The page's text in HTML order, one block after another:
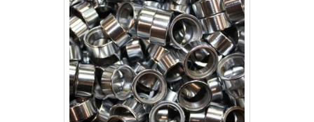
de acabamentos, que podem conferir muita
sofisticação ao item. A seguir, alguns dos
materiais que estão disponíveis no mercado
para a realização do serviço de tratamento:
Metais; Ligas metálicas; Cerâmicas;
Plásticos; Materiais compósitos. BUSCANDO
POR TRATAMENTO DE SUPERFÍCIES